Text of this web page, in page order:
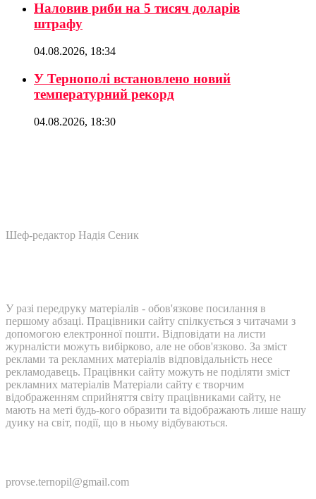
Наловив риби на 5 тисяч доларів
штрафу
04.08.2026, 18:34
У Тернополі встановлено новий
температурний рекорд
04.08.2026, 18:30
Шеф-редактор Надія Сеник
У разі передруку матеріалів - обов'язкове посилання в
першому абзаці. Працівники сайту спілкується з читачами з
допомогою електронної пошти. Відповідати на листи
журналісти можуть вибірково, але не обов'язково. За зміст
реклами та рекламних матеріалів відповідальність несе
рекламодавець. Працівнки сайту можуть не поділяти зміст
рекламних матеріалів Матеріали сайту є творчим
відображенням сприйняття світу працівниками сайту, не
мають на меті будь-кого образити та відображають лише нашу
дуику на світ, події, що в ньому відбуваються.
provse.ternopil@gmail.com